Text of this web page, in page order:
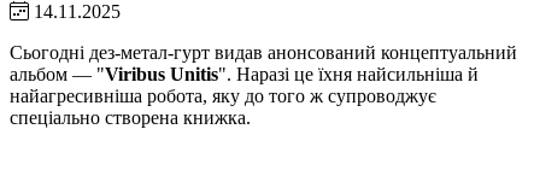
14.11.2025
Сьогодні дез-метал-гурт видав анонсований концептуальний
альбом — "Viribus Unitis". Наразі це їхня найсильніша й
найагресивніша робота, яку до того ж супроводжує
спеціально створена книжка.